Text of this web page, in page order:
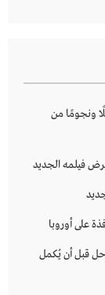
حافلًا ونجومًا من
فيلمه الجديد
قبل أن يُكمل